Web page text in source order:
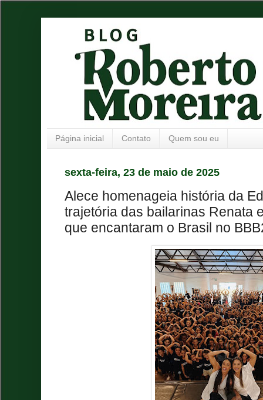
Página inicial Contato Quem sou eu
sexta-feira, 23 de maio de 2025
Alece homenageia história da
trajetória das bailarinas Renata
que encantaram o Brasil no